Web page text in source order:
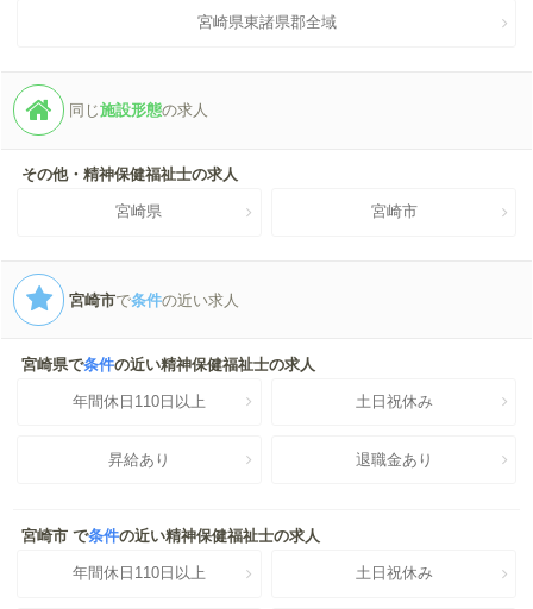
宮崎県東諸県郡全域
同じ施設形態の求人
その他・精神保健福祉士の求人
宮崎県 宮崎市
宮崎市で条件の近い求人
宮崎県で条件の近い精神保健福祉士の求人
年間休日110日以上 土日祝休み
昇給あり 退職金あり
宮崎市 で条件の近い精神保健福祉士の求人
年間休日110日以上 土日祝休み